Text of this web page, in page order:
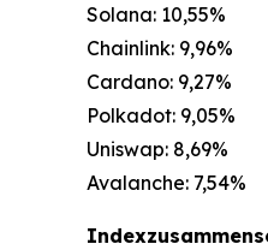
Solana: 10,55%
Chainlink: 9,96%
Cardano: 9,27%
Polkadot: 9,05%
Uniswap: 8,69%
Avalanche: 7,54%